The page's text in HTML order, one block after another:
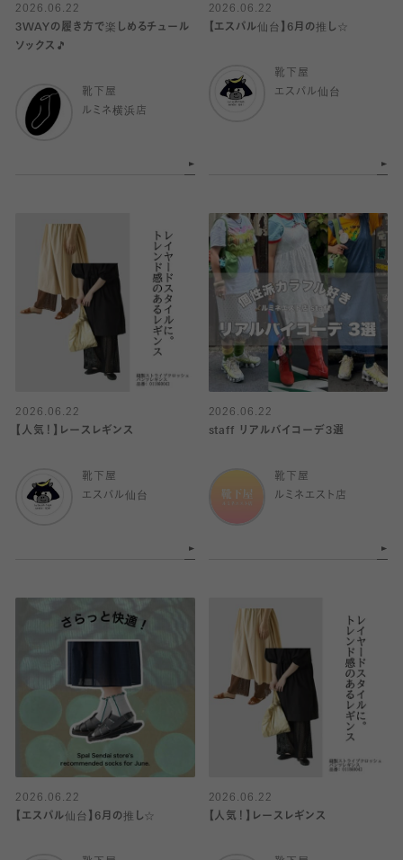
2026.06.22
3WAYの履き方で楽しめるチュール
ソックス🎵
靴下屋
ルミネ横浜店
2026.06.22
【エスパル仙台】6月の推し☆
靴下屋
エスパル仙台
2026.06.22
【人気！】レースレギンス
靴下屋
エスパル仙台
2026.06.22
staff リアルバイコーデ3選
靴下屋
ルミネエスト店
2026.06.22
【エスパル仙台】6月の推し☆
2026.06.22
【人気！】レースレギンス